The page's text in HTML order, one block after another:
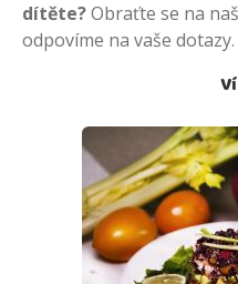
dítěte?Obraťte se na
odpovíme na vaše dotazy.